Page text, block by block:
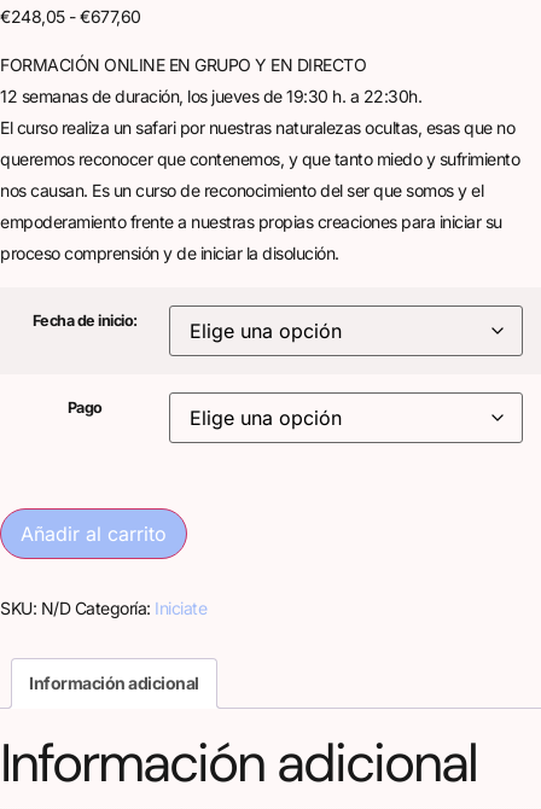
€248,05 - €677,60
FORMACIÓN ONLINE EN GRUPO Y EN DIRECTO
12 semanas de duración, los jueves de 19:30 h. a 22:30h.
El curso realiza un safari por nuestras naturalezas ocultas, esas que no
queremos reconocer que contenemos, y que tanto miedo y sufrimiento
nos causan. Es un curso de reconocimiento del ser que somos y el
empoderamiento frente a nuestras propias creaciones para iniciar su
proceso comprensión y de iniciar la disolución.
Fecha de inicio:
Pago
Añadir al carrito
SKU: N/D Categoría: Iniciate
Información adicional
Información adicional